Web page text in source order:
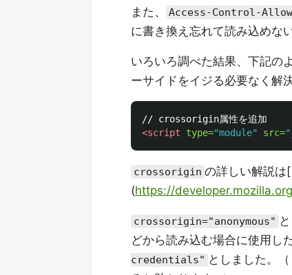
また、
Access-Control-
に書き換え忘れて読み込めな
いろいろ調べた結果、下記の
ーサイドをイジる必要なく解
<script type="module" src=
crossorigin の詳しい解説は
(https://
crossorigin="anonymous"
どから読み込む場合に使用し
credentials" としました。